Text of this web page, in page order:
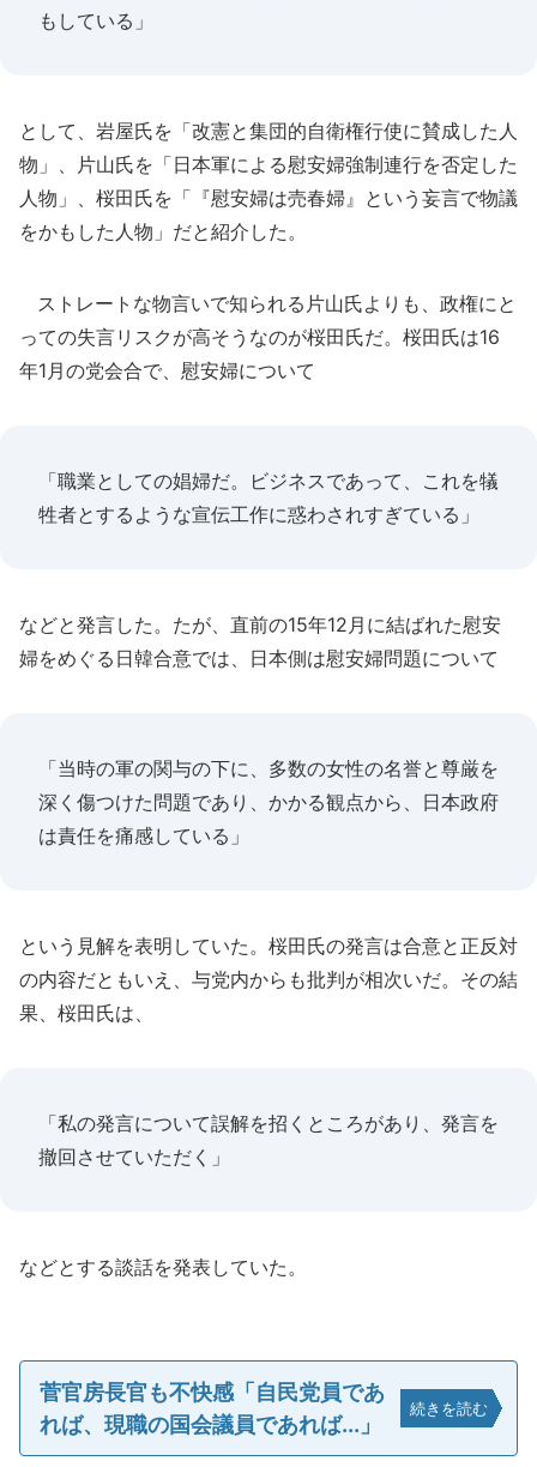
もしている」
として、岩屋氏を「改憲と集団的自衛権行使に賛成した人
物」、片山氏を「日本軍による慰安婦強制連行を否定した
人物」、桜田氏を「『慰安婦は売春婦』という妄言で物議
をかもした人物」だと紹介した。
ストレートな物言いで知られる片山氏よりも、政権にと
っての失言リスクが高そうなのが桜田氏だ。桜田氏は16
年1月の党会合で、慰安婦について
「職業としての娼婦だ。ビジネスであって、これを犠
牲者とするような宣伝工作に惑わされすぎている」
などと発言した。たが、直前の15年12月に結ばれた慰安
婦をめぐる日韓合意では、日本側は慰安婦問題について
「当時の軍の関与の下に、多数の女性の名誉と尊厳を
深く傷つけた問題であり、かかる観点から、日本政府
は責任を痛感している」
という見解を表明していた。桜田氏の発言は合意と正反対
の内容だともいえ、与党内からも批判が相次いだ。その結
果、桜田氏は、
「私の発言について誤解を招くところがあり、発言を
撤回させていただく」
などとする談話を発表していた。
菅官房長官も不快感「自民党員であ
れば、現職の国会議員であれば...」
続きを読む